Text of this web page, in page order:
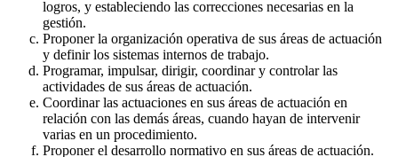
logros, y estableciendo las correcciones necesarias en la
gestión.
Proponer la organización operativa de sus áreas de actuación
y definir los sistemas internos de trabajo.
Programar, impulsar, dirigir, coordinar y controlar las
actividades de sus áreas de actuación.
Coordinar las actuaciones en sus áreas de actuación en
relación con las demás áreas, cuando hayan de intervenir
varias en un procedimiento.
Proponer el desarrollo normativo en sus áreas de actuación.